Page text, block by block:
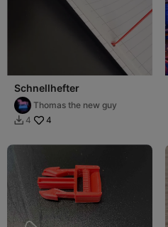
Schnellhefter
Thomas the new guy
 4 4